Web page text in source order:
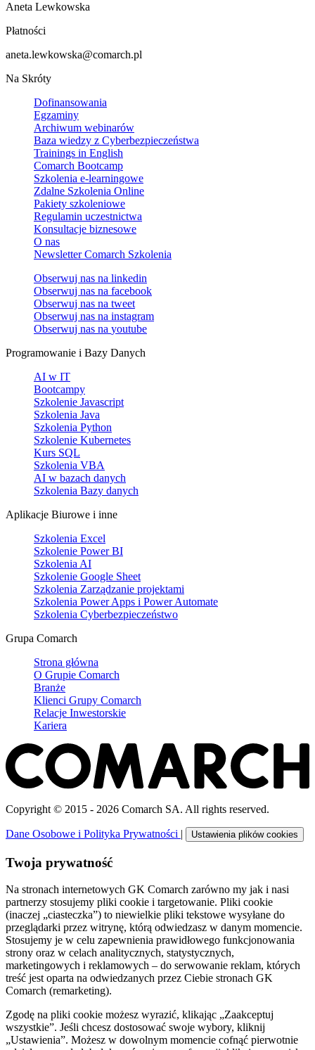
Aneta Lewkowska
Płatności
aneta.lewkowska@comarch.pl
Na Skróty
Dofinansowania
Egzaminy
Archiwum webinarów
Baza wiedzy z Cyberbezpieczeństwa
Trainings in English
Comarch Bootcamp
Szkolenia e-learningowe
Zdalne Szkolenia Online
Pakiety szkoleniowe
Regulamin uczestnictwa
Konsultacje biznesowe
O nas
Newsletter Comarch Szkolenia
Obserwuj nas na linkedin
Obserwuj nas na facebook
Obserwuj nas na tweet
Obserwuj nas na instagram
Obserwuj nas na youtube
Programowanie i Bazy Danych
AI w IT
Bootcampy
Szkolenie Javascript
Szkolenia Java
Szkolenia Python
Szkolenie Kubernetes
Kurs SQL
Szkolenia VBA
AI w bazach danych
Szkolenia Bazy danych
Aplikacje Biurowe i inne
Szkolenia Excel
Szkolenie Power BI
Szkolenia AI
Szkolenie Google Sheet
Szkolenia Zarządzanie projektami
Szkolenia Power Apps i Power Automate
Szkolenia Cyberbezpieczeństwo
Grupa Comarch
Strona główna
O Grupie Comarch
Branże
Klienci Grupy Comarch
Relacje Inwestorskie
Kariera
Copyright © 2015 - 2026 Comarch SA. All rights reserved.
Dane Osobowe i Polityka Prywatności | Ustawienia plików cookies
Twoja prywatność
Na stronach internetowych GK Comarch zarówno my jak i nasi
partnerzy stosujemy pliki cookie i targetowanie. Pliki cookie
(inaczej „ciasteczka”) to niewielkie pliki tekstowe wysyłane do
przeglądarki przez witrynę, którą odwiedzasz w danym momencie.
Stosujemy je w celu zapewnienia prawidłowego funkcjonowania
strony oraz w celach analitycznych, statystycznych,
marketingowych i reklamowych – do serwowanie reklam, których
treść jest oparta na odwiedzanych przez Ciebie stronach GK
Comarch (remarketing).
Zgodę na pliki cookie możesz wyrazić, klikając „Zaakceptuj
wszystkie”. Jeśli chcesz dostosować swoje wybory, kliknij
„Ustawienia”. Możesz w dowolnym momencie cofnąć pierwotnie